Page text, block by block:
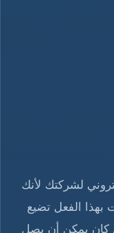
لشركتك لأنك
بهذا الفعل تضيع
كان يمكن أن يصل